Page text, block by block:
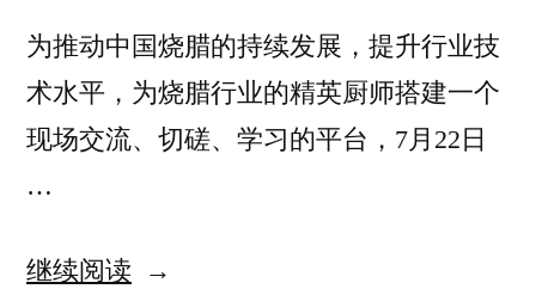
为推动中国烧腊的持续发展，提升行业技
术水平，为烧腊行业的精英厨师搭建一个
现场交流、切磋、学习的平台，7月22日
…
继续阅读